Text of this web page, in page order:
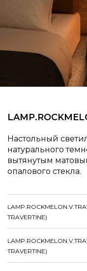
Настольный
натурального
вытянутым
опалового стекла.
LAMP.​ROCKMELON.V.TRAVERTINE (GREY
TRAVERTINE)
LAMP.​ROCKMELON.V.TRAVERTINE (BEIGE
TRAVERTINE)